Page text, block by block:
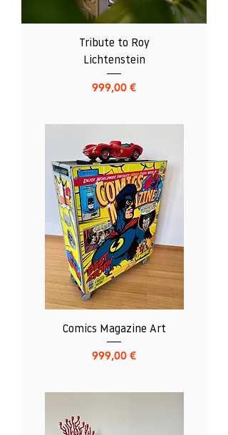
Tribute to Roy
Lichtenstein
Preis
999,00 €
Comics Magazine Art
Preis
999,00 €